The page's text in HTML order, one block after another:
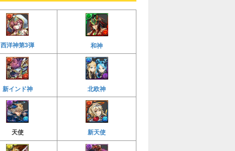
西洋神第3弾 和神
新インド神 北欧神
天使 新天使